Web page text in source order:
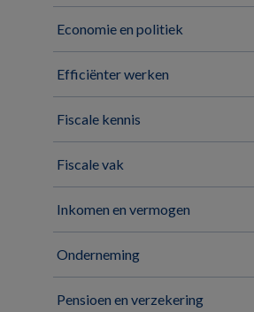
Economie en politiek
Efficiënter werken
Fiscale kennis
Fiscale vak
Inkomen en vermogen
Onderneming
Pensioen en verzekering